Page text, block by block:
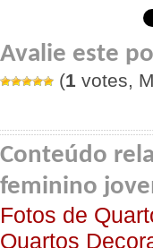
Avalie este
(1 votes,
Conteúdo
feminino
Fotos de
Quartos